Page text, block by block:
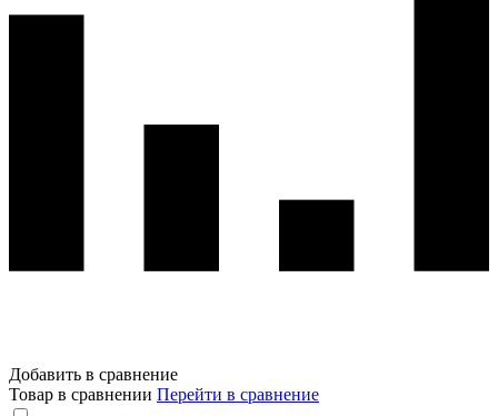
Добавить в сравнение
Товар в сравнении Перейти в сравнение